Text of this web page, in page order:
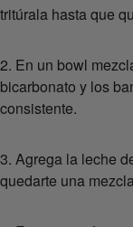
tritúrala hasta que
2. En un bowl
bicarbonato y los
consistente.
3. Agrega la leche
quedarte una